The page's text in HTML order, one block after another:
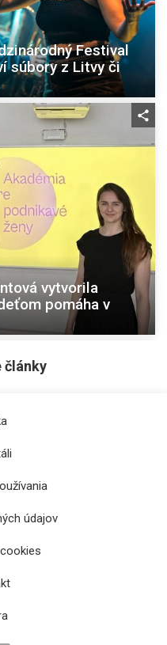
Festival
súbory z Litvy či
vytvorila
pomáha v
storočia krásy
módy od baroka až
články
údajov